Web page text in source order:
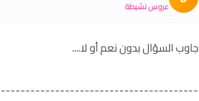
عروس نشيطة
جاوب السؤال بدون نعم أو لا....